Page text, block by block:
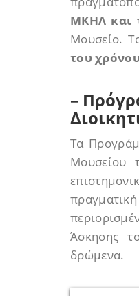
ΜΚΗΛ και
Μουσείο.
του χρόνου
–
Τα
Μουσείου
Άσκησης
δρώμενα.